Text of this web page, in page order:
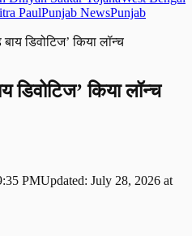
PaulPunjab NewsPunjab
डिवोटिज’ किया लॉन्च
डिवोटिज’ किया लॉन्च
PMUpdated: July 28, 2026 at